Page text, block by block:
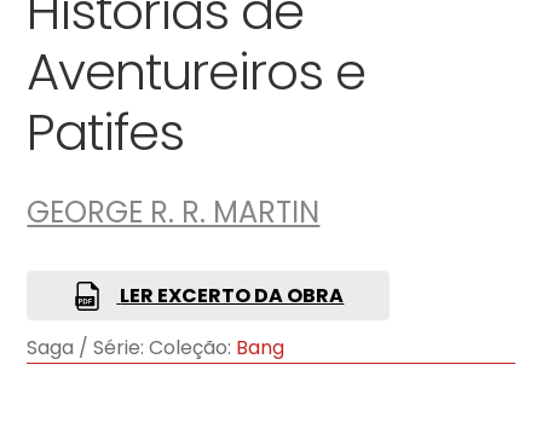
Aventureiros e
Patifes
GEORGE R. R. MARTIN
LER EXCERTO DA OBRA
Saga / Série: Coleção: Bang